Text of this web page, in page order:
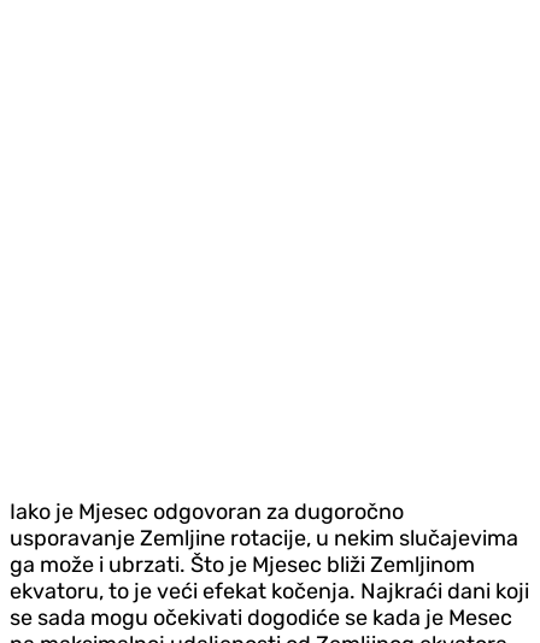
Iako je Mjesec odgovoran za dugoročno
usporavanje Zemljine rotacije, u nekim slučajevima
ga može i ubrzati. Što je Mjesec bliži Zemljinom
ekvatoru, to je veći efekat kočenja. Najkraći dani koji
se sada mogu očekivati dogodiće se kada je Mesec